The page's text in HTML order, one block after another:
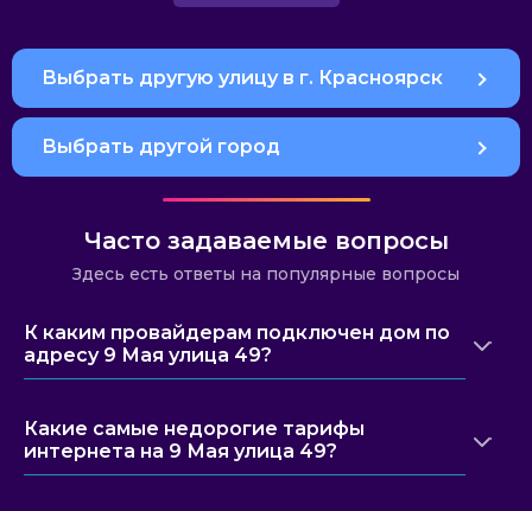
Выбрать другую улицу в г. Красноярск
Выбрать другой город
Часто задаваемые вопросы
Здесь есть ответы на популярные вопросы
К каким провайдерам подключен дом по
адресу 9 Мая улица 49?
Какие самые недорогие тарифы
интернета на 9 Мая улица 49?